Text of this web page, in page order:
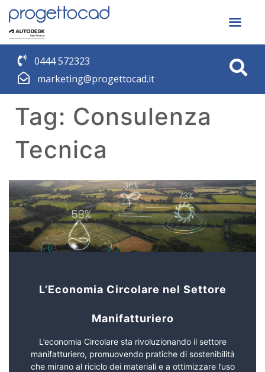
0444 572323
marketing@progettocad.it
Tag: Consulenza
Tecnica
L’Economia Circolare nel Settore
Manifatturiero
L’economia Circolare sta rivoluzionando il settore
manifatturiero, promuovendo pratiche di sostenibilità
che mirano al riciclo dei materiali e a ottimizzare l’uso